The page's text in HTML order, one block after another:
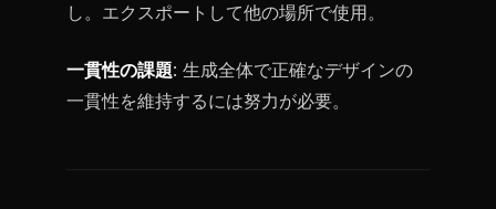
し。エクスポートして他の場所で使用。
一貫性の課題: 生成全体で正確なデザインの
一貫性を維持するには努力が必要。